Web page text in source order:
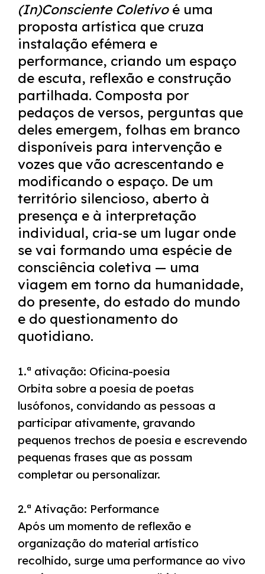
(In)Consciente Coletivo é uma
proposta artística que cruza
instalação efémera e
performance, criando um espaço
de escuta, reflexão e construção
partilhada. Composta por
pedaços de versos, perguntas que
deles emergem, folhas em branco
disponíveis para intervenção e
vozes que vão acrescentando e
modificando o espaço. De um
território silencioso, aberto à
presença e à interpretação
individual, cria-se um lugar onde
se vai formando uma espécie de
consciência coletiva — uma
viagem em torno da humanidade,
do presente, do estado do mundo
e do questionamento do
quotidiano.
1.ª ativação: Oficina-poesia
Orbita sobre a poesia de poetas
lusófonos, convidando as pessoas a
participar ativamente, gravando
pequenos trechos de poesia e escrevendo
pequenas frases que as possam
completar ou personalizar.
2.ª Ativação: Performance
Após um momento de reflexão e
organização do material artístico
recolhido, surge uma performance ao vivo